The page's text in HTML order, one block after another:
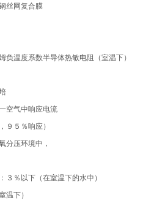
丝网复合膜
负温度系数半导体热敏电阻（室温下）
空气中响应电流
９５％响应）
分压环境中，
３％以下（在室温下的水中）
温下）